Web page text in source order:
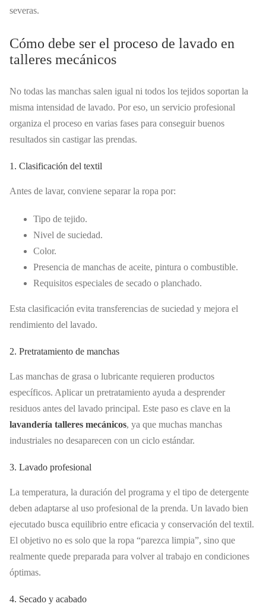
severas.
Cómo debe ser el proceso de lavado en
talleres mecánicos
No todas las manchas salen igual ni todos los tejidos soportan la
misma intensidad de lavado. Por eso, un servicio profesional
organiza el proceso en varias fases para conseguir buenos
resultados sin castigar las prendas.
1. Clasificación del textil
Antes de lavar, conviene separar la ropa por:
Tipo de tejido.
Nivel de suciedad.
Color.
Presencia de manchas de aceite, pintura o combustible.
Requisitos especiales de secado o planchado.
Esta clasificación evita transferencias de suciedad y mejora el
rendimiento del lavado.
2. Pretratamiento de manchas
Las manchas de grasa o lubricante requieren productos
específicos. Aplicar un pretratamiento ayuda a desprender
residuos antes del lavado principal. Este paso es clave en la
lavandería talleres mecánicos, ya que muchas manchas
industriales no desaparecen con un ciclo estándar.
3. Lavado profesional
La temperatura, la duración del programa y el tipo de detergente
deben adaptarse al uso profesional de la prenda. Un lavado bien
ejecutado busca equilibrio entre eficacia y conservación del textil.
El objetivo no es solo que la ropa “parezca limpia”, sino que
realmente quede preparada para volver al trabajo en condiciones
óptimas.
4. Secado y acabado